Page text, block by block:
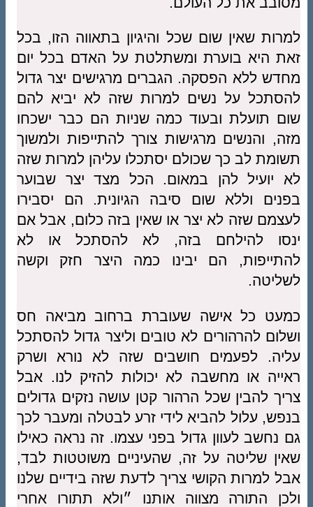
למרות שאין שום שכל והיגיון בתאווה הזו, בכל
זאת היא בוערת ומשתלטת על האדם בכל יום
מחדש ללא הפסקה. הגברים מרגישים יצר גדול
להסתכל על נשים למרות שזה לא יביא להם
שום תועלת ובעוד כמה שניות הם כבר ישכחו
מזה, והנשים מרגישות צורך להתייפות ולמשוך
תשומת לב כך שכולם יסתכלו עליהן למרות שזה
לא יועיל להן במאום. הכל מצד יצר שבוער
בפנים וללא שום סיבה הגיונית. הם יסבירו
לעצמם שזה לא יצר או שאין בזה כלום, אבל אם
ינסו להילחם בזה, לא להסתכל או לא
להתייפות, הם יבינו כמה היצר חזק וקשה
לשליטה.
כמעט כל אישה שעוברת ברחוב מביאה חס
ושלום להרהורים לא טובים וליצר גדול להסתכל
עליה. לפעמים חושבים שזה לא נורא ושרק
ראייה או מחשבה לא יכולות להזיק לנו. אבל
צריך להבין שכל הרהור קטן עושה נזקים גדולים
בנפש, עלול להביא לידי זרע לבטלה ומעבר לכך
גם נחשב לעוון גדול בפני עצמו. זה נראה כאילו
שאין שליטה על זה, שהעיניים משוטטות לבד,
אבל למרות הקושי צריך לדעת שזה בידיים שלנו
ולכן התורה מצווה אותנו ״ולא תתורו אחרי